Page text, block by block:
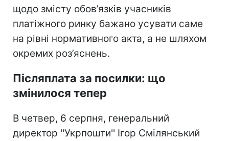
щодо змісту обов’язків учасників
платіжного ринку бажано усувати саме
на рівні нормативного акта, а не шляхом
окремих роз’яснень.
Післяплата за посилки: що
змінилося тепер
В четвер, 6 серпня, генеральний
директор ''Укрпошти'' Ігор Смілянський